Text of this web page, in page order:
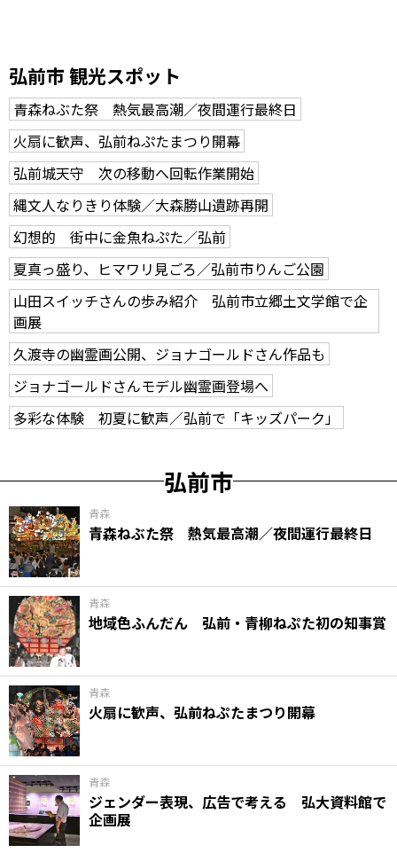
弘前市 観光スポット
青森ねぶた祭 熱気最高潮／夜間運行最終日
火扇に歓声、弘前ねぷたまつり開幕
弘前城天守 次の移動へ回転作業開始
縄文人なりきり体験／大森勝山遺跡再開
幻想的 街中に金魚ねぷた／弘前
夏真っ盛り、ヒマワリ見ごろ／弘前市りんご公園
山田スイッチさんの歩み紹介 弘前市立郷土文学館で企
画展
久渡寺の幽霊画公開、ジョナゴールドさん作品も
ジョナゴールドさんモデル幽霊画登場へ
多彩な体験 初夏に歓声／弘前で「キッズパーク」
弘前市
青森
青森ねぶた祭 熱気最高潮／夜間運行最終日
青森
地域色ふんだん 弘前・青柳ねぷた初の知事賞
青森
火扇に歓声、弘前ねぷたまつり開幕
青森
ジェンダー表現、広告で考える 弘大資料館で
企画展